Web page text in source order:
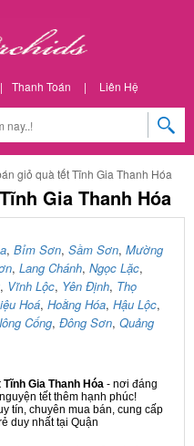
| Thanh Toán | Liên Hệ
giỏ quà tết Tĩnh Gia Thanh Hóa
Gia Thanh Hóa
, Bỉm Sơn, Sầm Sơn, Mường
, Lang Chánh, Ngọc Lặc,
, Vĩnh Lộc, Yên Định, Thọ
Hoá, Hoằng Hóa, Hậu Lộc,
Cống, Đông Sơn, Quảng
Gia Thanh Hóa - nơi đáng
tết thêm hạnh phúc!
tín, chuyên mua bán, cung cấp
duy nhất tại Quận